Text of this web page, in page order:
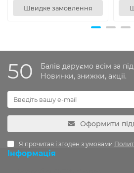
Швидке замовлення
50
Балів даруємо всім за
Новинки, знижки, акції.
Оформити
Я прочитав і згоден з умовами
Інформація